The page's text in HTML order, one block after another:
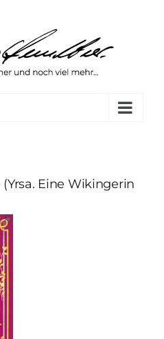
Eine Wikingerin